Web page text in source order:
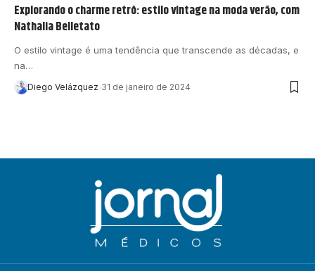
Explorando o charme retrô: estilo vintage na moda verão, com
Nathalia Belletato
O estilo vintage é uma tendência que transcende as décadas, e
na…
Diego Velázquez 31 de janeiro de 2024